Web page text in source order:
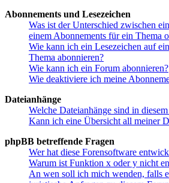
Abonnements und Lesezeichen
Was ist der Unterschied zwischen
einem Abonnements für ein Thema
Wie kann ich ein Lesezeichen auf
Thema abonnieren?
Wie kann ich ein Forum abonnieren?
Wie deaktiviere ich meine
Dateianhänge
Welche Dateianhänge sind in
Kann ich eine Übersicht all meiner
phpBB betreffende Fragen
Wer hat diese Forensoftware
Warum ist Funktion x oder y nicht
An wen soll ich mich wenden, falls